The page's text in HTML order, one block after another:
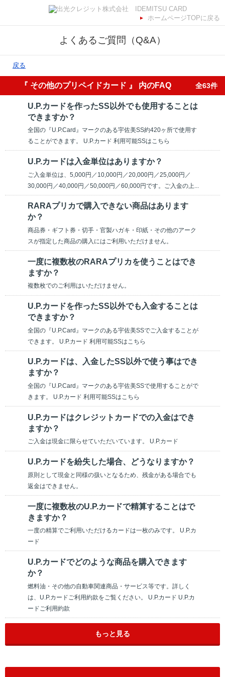
ホームページTOPに戻る
よくあるご質問（Q&A）
戻る
『 その他のプリペイドカード 』 内のFAQ 全63件
U.P.カードを作ったSS以外でも使用することは
できますか？
全国の『U.P.Card』マークのある宇佐美SS約420ヶ所で使用す
ることができます。 U.P.カード 利用可能SSはこちら
U.P.カードは入金単位はありますか？
ご入金単位は、5,000円／10,000円／20,000円／25,000円／
30,000円／40,000円／50,000円／60,000円です。ご入金の上...
RARAプリカで購入できない商品はあります
か？
商品券・ギフト券・切手・官製ハガキ・印紙・その他のアーク
スが指定した商品の購入にはご利用いただけません。
一度に複数枚のRARAプリカを使うことはでき
ますか？
複数枚でのご利用はいただけません。
U.P.カードを作ったSS以外でも入金することは
できますか？
全国の『U.P.Card』マークのある宇佐美SSでご入金することが
できます。 U.P.カード 利用可能SSはこちら
U.P.カードは、入金したSS以外で使う事はでき
ますか？
全国の『U.P.Card』マークのある宇佐美SSで使用することがで
きます。 U.P.カード 利用可能SSはこちら
U.P.カードはクレジットカードでの入金はでき
ますか？
ご入金は現金に限らせていただいています。 U.P.カード
U.P.カードを紛失した場合、どうなりますか？
原則として現金と同様の扱いとなるため、残金がある場合でも
返金はできません。
一度に複数枚のU.P.カードで精算することはで
きますか？
一度の精算でご利用いただけるカードは一枚のみです。 U.P.カ
ード
U.P.カードでどのような商品を購入できます
か？
燃料油・その他の自動車関連商品・サービス等です。詳しく
は、U.P.カードご利用約款をご覧ください。 U.P.カード U.P.カ
ードご利用約款
もっと見る